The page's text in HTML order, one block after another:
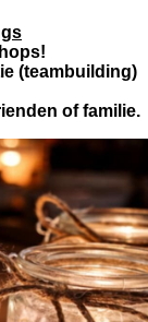
(teambuilding)
of familie.